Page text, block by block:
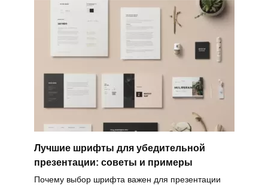
Лучшие шрифты для убедительной
презентации: советы и примеры
Почему выбор шрифта важен для презентации